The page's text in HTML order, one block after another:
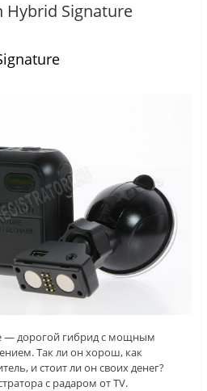
Hybrid Signature
— дорогой гибрид с мощным
Так ли он хорош, как
и стоит ли он своих денег?
с радаром от TV.